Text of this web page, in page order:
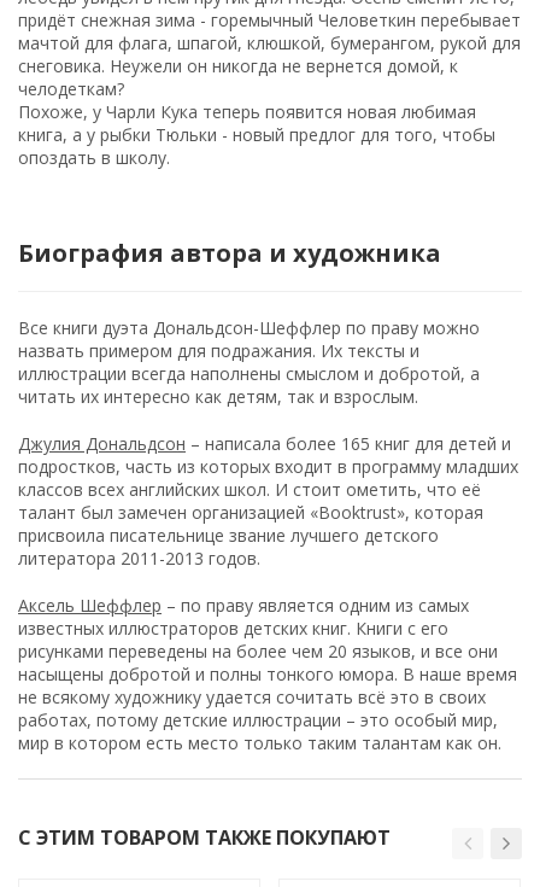
придёт снежная зима - горемычный Человеткин перебывает
мачтой для флага, шпагой, клюшкой, бумерангом, рукой для
снеговика. Неужели он никогда не вернется домой, к
челодеткам?
Похоже, у Чарли Кука теперь появится новая любимая
книга, а у рыбки Тюльки - новый предлог для того, чтобы
опоздать в школу.
Биография автора и художника
Все книги дуэта Дональдсон-Шеффлер по праву можно
назвать примером для подражания. Их тексты и
иллюстрации всегда наполнены смыслом и добротой, а
читать их интересно как детям, так и взрослым.
Джулия Дональдсон – написала более 165 книг для детей и
подростков, часть из которых входит в программу младших
классов всех английских школ. И стоит ометить, что её
талант был замечен организацией «Booktrust», которая
присвоила писательнице звание лучшего детского
литератора 2011-2013 годов.
Аксель Шеффлер – по праву является одним из самых
известных иллюстраторов детских книг. Книги с его
рисунками переведены на более чем 20 языков, и все они
насыщены добротой и полны тонкого юмора. В наше время
не всякому художнику удается сочитать всё это в своих
работах, потому детские иллюстрации – это особый мир,
мир в котором есть место только таким талантам как он.
С ЭТИМ ТОВАРОМ ТАКЖЕ ПОКУПАЮТ